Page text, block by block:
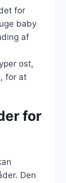
for
baby
af
ost,
for at
for
Den